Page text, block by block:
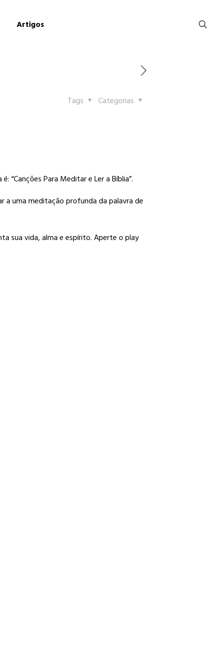
Artigos
Categorias
Tags
“Canções Para Meditar e Ler a Bíblia”.
a uma meditação profunda da palavra de
sua vida, alma e espírito. Aperte o play